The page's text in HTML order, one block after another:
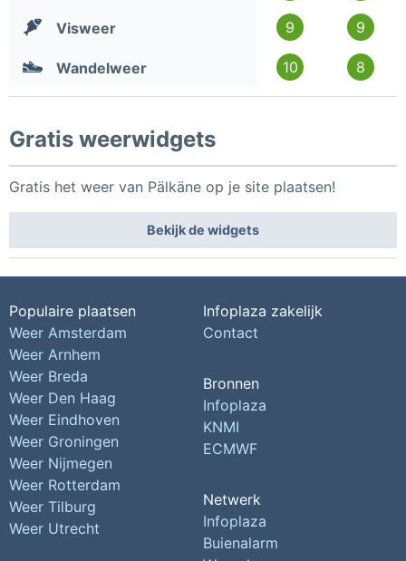
Visweer 9 9
Wandelweer 10 8
Gratis weerwidgets
Gratis het weer van Pälkäne op je site plaatsen!
Bekijk de widgets
Populaire plaatsen
Weer Amsterdam
Weer Arnhem
Weer Breda
Weer Den Haag
Weer Eindhoven
Weer Groningen
Weer Nijmegen
Weer Rotterdam
Weer Tilburg
Weer Utrecht
Infoplaza zakelijk
Contact
Bronnen
Infoplaza
KNMI
ECMWF
Netwerk
Infoplaza
Buienalarm